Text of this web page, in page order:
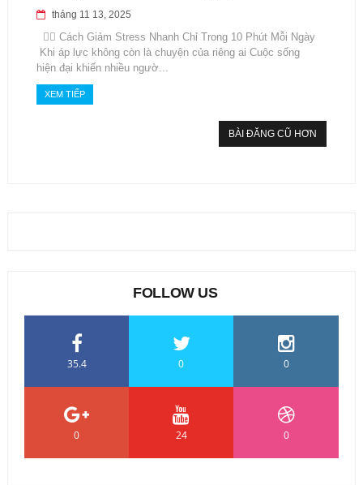
tháng 11 13, 2025
🧘‍♀️ Cách Giảm Stress Nhanh Chỉ Trong 10 Phút Mỗi Ngày
Khi áp lực không còn là chuyện của riêng ai Cuộc sống
hiện đại khiến nhiều ngườ...
XEM TIẾP
BÀI ĐĂNG CŨ HƠN
FOLLOW US
35.4 0 0
0 24 0